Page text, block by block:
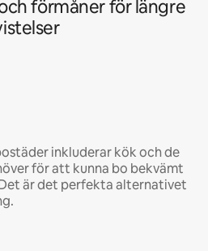
förmåner för längre
inkluderar kök och de
för att kunna bo bekvämt
är det perfekta alternativet